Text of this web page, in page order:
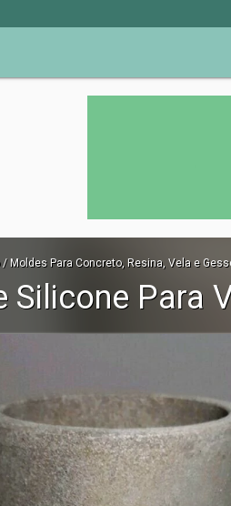
/ Moldes Para Concreto, Resina, Vela e
Silicone Para